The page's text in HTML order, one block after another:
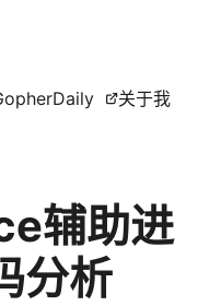
关于我
辅助进
分析